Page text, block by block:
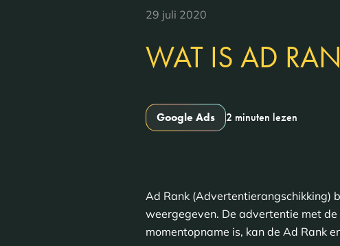
29 juli 2020
WAT IS AD
Google Ads 2 minuten lezen
Ad Rank (Advertentierangschikking)
weergegeven. De advertentie met
momentopname is, kan de Ad Rank